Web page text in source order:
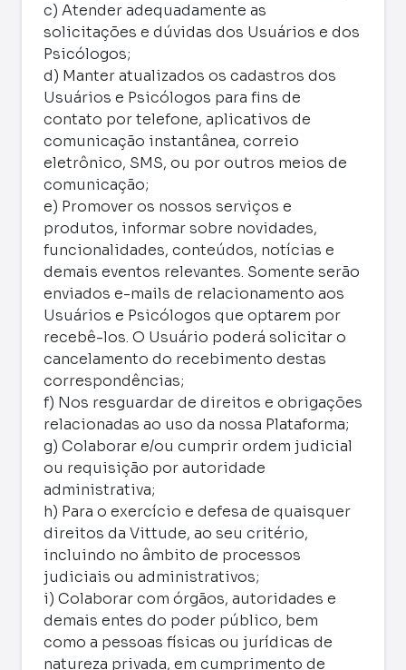
c) Atender adequadamente as
solicitações e dúvidas dos Usuários e dos
Psicólogos;
d) Manter atualizados os cadastros dos
Usuários e Psicólogos para fins de
contato por telefone, aplicativos de
comunicação instantânea, correio
eletrônico, SMS, ou por outros meios de
comunicação;
e) Promover os nossos serviços e
produtos, informar sobre novidades,
funcionalidades, conteúdos, notícias e
demais eventos relevantes. Somente serão
enviados e-mails de relacionamento aos
Usuários e Psicólogos que optarem por
recebê-los. O Usuário poderá solicitar o
cancelamento do recebimento destas
correspondências;
f) Nos resguardar de direitos e obrigações
relacionadas ao uso da nossa Plataforma;
g) Colaborar e/ou cumprir ordem judicial
ou requisição por autoridade
administrativa;
h) Para o exercício e defesa de quaisquer
direitos da Vittude, ao seu critério,
incluindo no âmbito de processos
judiciais ou administrativos;
i) Colaborar com órgãos, autoridades e
demais entes do poder público, bem
como a pessoas físicas ou jurídicas de
natureza privada, em cumprimento de